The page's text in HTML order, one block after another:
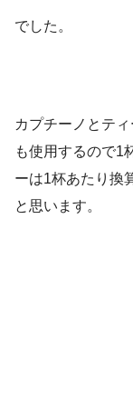
でした。
カプチーノとテ
も使用するので1
ーは1杯あたり換
と思います。